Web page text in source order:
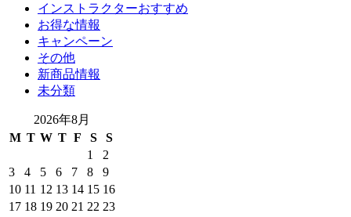
インストラクターおすすめ
お得な情報
キャンペーン
その他
新商品情報
未分類
2026年8月
M T W T F S
S
1
2
3
4 5 6 7 8
9
10 11 12 13 14 15 16
17 18 19 20 21 22 23